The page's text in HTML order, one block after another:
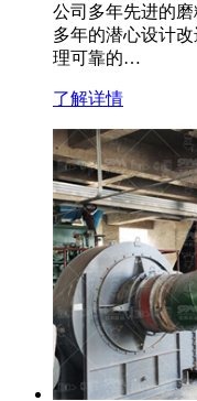
公司多年先进的
多年的潜心设计
理可靠的…
了解详情